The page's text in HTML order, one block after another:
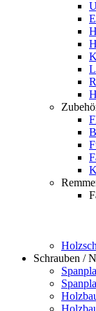
Schrauben /